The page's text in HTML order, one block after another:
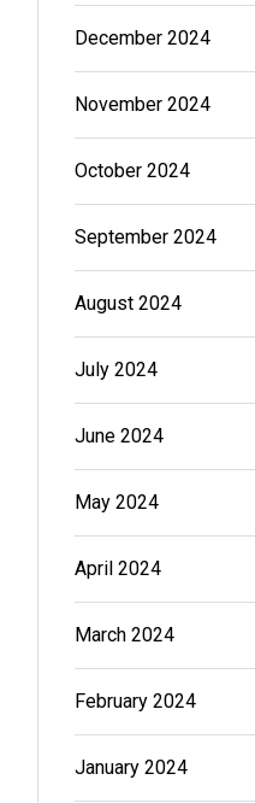
December 2024
November 2024
October 2024
September 2024
August 2024
July 2024
June 2024
May 2024
April 2024
March 2024
February 2024
January 2024